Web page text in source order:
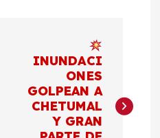
INUNDACI
ONES
GOLPEAN A
CHETUMAL
Y GRAN